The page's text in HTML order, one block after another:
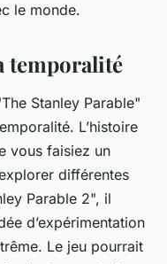
le monde.
temporalité
Stanley Parable"
L’histoire
vous faisiez un
différentes
Parable 2", il
d’expérimentation
Le jeu pourrait